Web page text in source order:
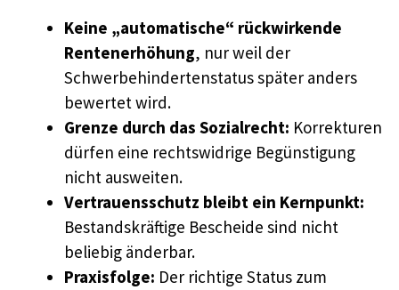
Keine „automatische“ rückwirkende
Rentenerhöhung, nur weil der
Schwerbehindertenstatus später anders
bewertet wird.
Grenze durch das Sozialrecht: Korrekturen
dürfen eine rechtswidrige Begünstigung
nicht ausweiten.
Vertrauensschutz bleibt ein Kernpunkt:
Bestandskräftige Bescheide sind nicht
beliebig änderbar.
Praxisfolge: Der richtige Status zum